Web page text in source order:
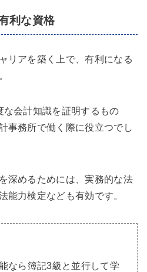
利な資格
リアを築く上で、有利になる
な会計知識を証明するもの
事務所で働く際に役立つでし
深めるためには、実務的な法
能力検定なども有効です。
なら簿記3級と並行して学